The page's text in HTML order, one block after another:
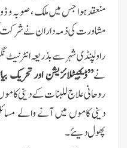
منعقد ہوا جس میں ملک ، صوبہ و
مشاورت کی ذمہ دار ان نے
راولپنڈی شہر سے بذریعہ
نے”ڈیجیٹلائزیشن اور تحریک
روحانی علاج للبنات کے دینی
دینی کاموں میں آنے والے
پھول دیئے۔